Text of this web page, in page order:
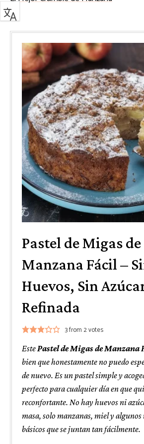
Pastel de Migas de
Manzana Fácil –
Huevos, Sin
Refinada
3from 2votes
EstePastel de Migas de Manzana
bien que honestamente no puedo
de nuevo. Es un pastel simple y
perfecto para cualquier día en que
reconfortante. No hay huevos ni
masa, solo manzanas, miel y
básicos que se juntan tan fácilmente.